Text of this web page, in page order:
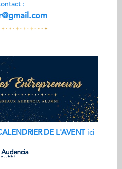
:
DE L'AVENT ici